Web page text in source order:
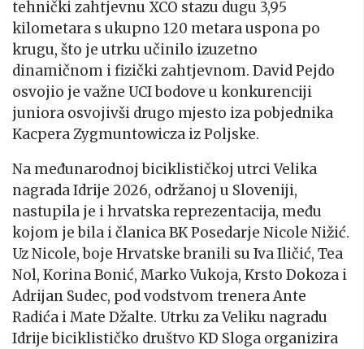
tehnički zahtjevnu XCO stazu dugu 3,95
kilometara s ukupno 120 metara uspona po
krugu, što je utrku učinilo izuzetno
dinamičnom i fizički zahtjevnom. David Pejdo
osvojio je važne UCI bodove u konkurenciji
juniora osvojivši drugo mjesto iza pobjednika
Kacpera Zygmuntowicza iz Poljske.
Na međunarodnoj biciklističkoj utrci Velika
nagrada Idrije 2026, održanoj u Sloveniji,
nastupila je i hrvatska reprezentacija, među
kojom je bila i članica BK Posedarje Nicole Nižić.
Uz Nicole, boje Hrvatske branili su Iva Iličić, Tea
Nol, Korina Bonić, Marko Vukoja, Krsto Dokoza i
Adrijan Sudec, pod vodstvom trenera Ante
Radića i Mate Džalte. Utrku za Veliku nagradu
Idrije biciklističko društvo KD Sloga organizira